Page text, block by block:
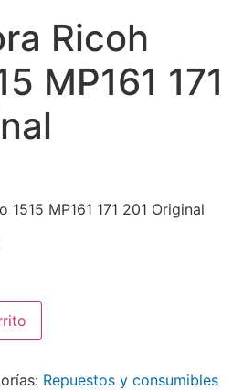
Ricoh
MP161 171
1515 MP161 171 201 Original
Repuestos y consumibles